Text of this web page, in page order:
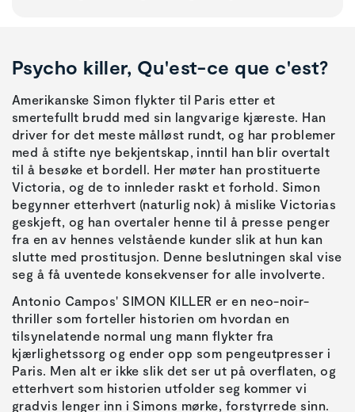
Psycho killer, Qu'est-ce que c'est?
Amerikanske Simon flykter til Paris etter et
smertefullt brudd med sin langvarige kjæreste. Han
driver for det meste målløst rundt, og har problemer
med å stifte nye bekjentskap, inntil han blir overtalt
til å besøke et bordell. Her møter han prostituerte
Victoria, og de to innleder raskt et forhold. Simon
begynner etterhvert (naturlig nok) å mislike Victorias
geskjeft, og han overtaler henne til å presse penger
fra en av hennes velstående kunder slik at hun kan
slutte med prostitusjon. Denne beslutningen skal vise
seg å få uventede konsekvenser for alle involverte.
Antonio Campos' SIMON KILLER er en neo-noir-
thriller som forteller historien om hvordan en
tilsynelatende normal ung mann flykter fra
kjærlighetssorg og ender opp som pengeutpresser i
Paris. Men alt er ikke slik det ser ut på overflaten, og
etterhvert som historien utfolder seg kommer vi
gradvis lenger inn i Simons mørke, forstyrrede sinn.